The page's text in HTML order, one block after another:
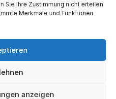
Sie Ihre Zustimmung nicht erteilen
Merkmale und Funktionen
anzeigen
Built by